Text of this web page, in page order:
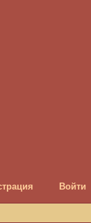
Войти